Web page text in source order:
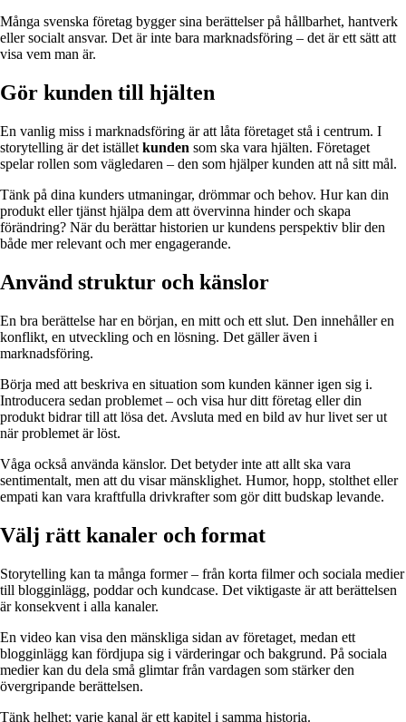
Många svenska företag bygger sina berättelser på hållbarhet, hantverk
eller socialt ansvar. Det är inte bara marknadsföring – det är ett sätt att
visa vem man är.
Gör kunden till hjälten
En vanlig miss i marknadsföring är att låta företaget stå i centrum. I
storytelling är det istället kunden som ska vara hjälten. Företaget
spelar rollen som vägledaren – den som hjälper kunden att nå sitt mål.
Tänk på dina kunders utmaningar, drömmar och behov. Hur kan din
produkt eller tjänst hjälpa dem att övervinna hinder och skapa
förändring? När du berättar historien ur kundens perspektiv blir den
både mer relevant och mer engagerande.
Använd struktur och känslor
En bra berättelse har en början, en mitt och ett slut. Den innehåller en
konflikt, en utveckling och en lösning. Det gäller även i
marknadsföring.
Börja med att beskriva en situation som kunden känner igen sig i.
Introducera sedan problemet – och visa hur ditt företag eller din
produkt bidrar till att lösa det. Avsluta med en bild av hur livet ser ut
när problemet är löst.
Våga också använda känslor. Det betyder inte att allt ska vara
sentimentalt, men att du visar mänsklighet. Humor, hopp, stolthet eller
empati kan vara kraftfulla drivkrafter som gör ditt budskap levande.
Välj rätt kanaler och format
Storytelling kan ta många former – från korta filmer och sociala medier
till blogginlägg, poddar och kundcase. Det viktigaste är att berättelsen
är konsekvent i alla kanaler.
En video kan visa den mänskliga sidan av företaget, medan ett
blogginlägg kan fördjupa sig i värderingar och bakgrund. På sociala
medier kan du dela små glimtar från vardagen som stärker den
övergripande berättelsen.
Tänk helhet: varje kanal är ett kapitel i samma historia.